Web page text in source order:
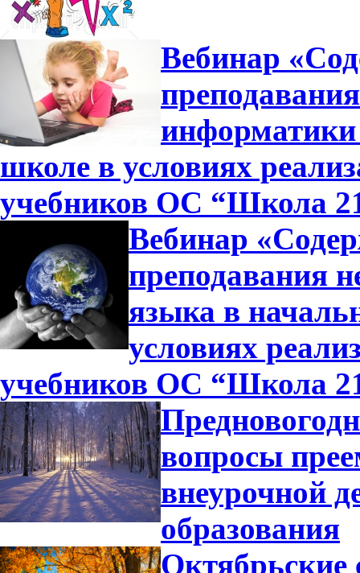
Вебинар
информатики
школе в условиях
учебников ОС “Школа
Вебинар
преподавания
языка в
условиях
учебников ОС “Школа
вопросы
внеурочной
образования